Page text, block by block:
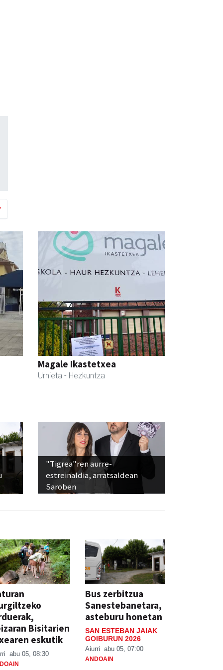
Magale Ikastetxea
Urnieta - Hezkuntza
"Tigrea"ren aurre-
estreinaldia, arratsaldean
Saroben
Bisitarien
eskutik
abu 05, 08:30
Bus zerbitzua
Sanestebanetara,
asteburu honetan
SAN ESTEBAN JAIAK
GOIBURUN 2026
Aiurri abu 05, 07:00
ANDOAIN